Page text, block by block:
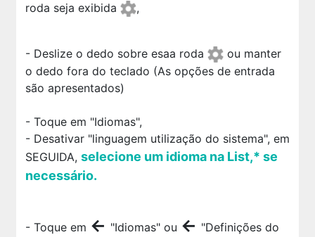
roda seja exibida
,
- Deslize o dedo sobre esaa roda
ou manter
o dedo fora do teclado (As opções de entrada
são apresentados)
- Toque em "Idiomas",
- Desativar "linguagem utilização do sistema", em
SEGUIDA, selecione um idioma na List,* se
necessário.
- Toque em ← "Idiomas" ou ← "Definições do